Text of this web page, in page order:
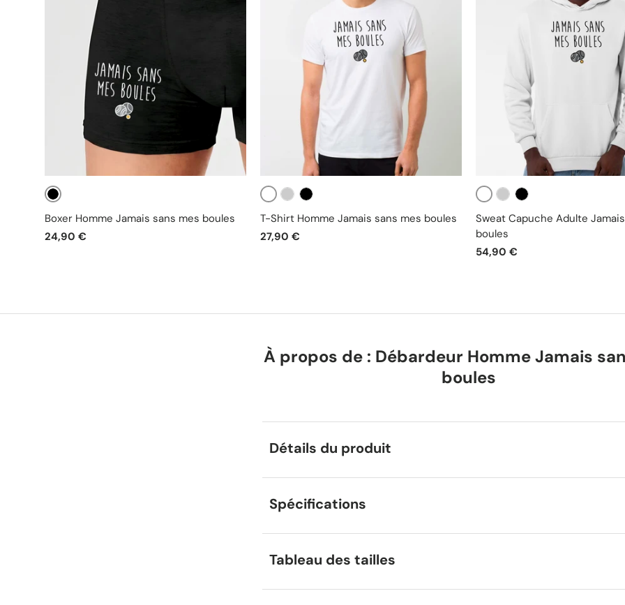
Noir
Boxer Homme Jamais sans mes boules
24,90 €
Blanc
T-Shirt Homme Jamais sans mes boules
27,90 €
Blanc
Sweat Capuche Adulte
boules
54,90 €
À propos de : Débardeur Homme Jamais
boules
Détails du produit
Spécifications
Tableau des tailles